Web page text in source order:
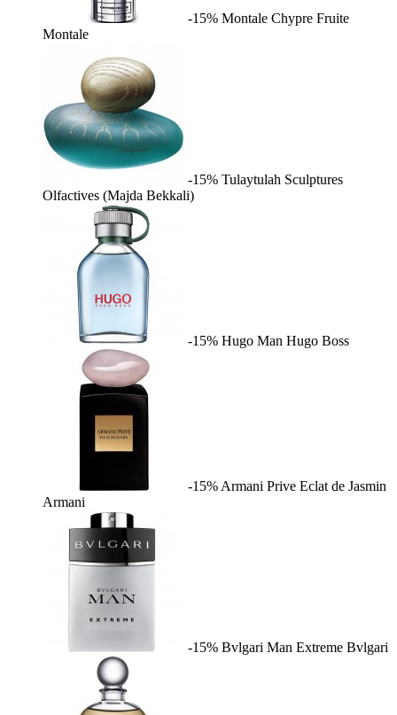
-15% Montale Chypre Fruite
Montale
-15% Tulaytulah Sculptures
Olfactives (Majda Bekkali)
-15% Hugo Man Hugo Boss
-15% Armani Prive Eclat de Jasmin
Armani
-15% Bvlgari Man Extreme Bvlgari